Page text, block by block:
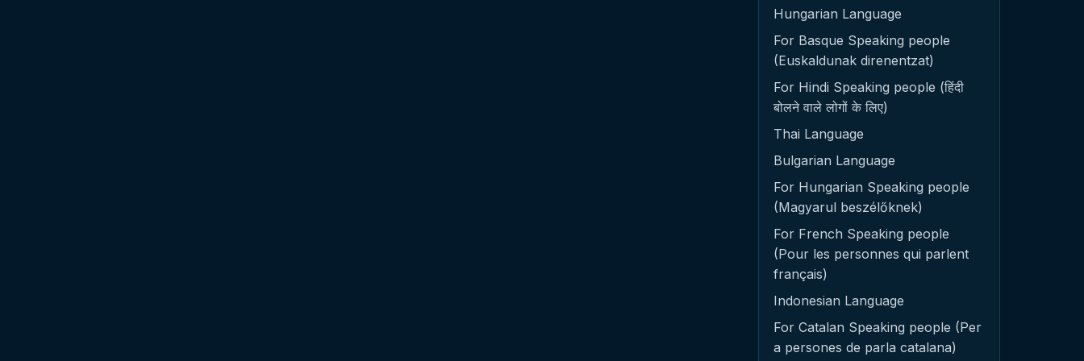
Hungarian Language
For Basque Speaking people
(Euskaldunak direnentzat)
For Hindi Speaking people (हिंदी
बोलने वाले लोगों के लिए)
Thai Language
Bulgarian Language
For Hungarian Speaking people
(Magyarul beszélőknek)
For French Speaking people
(Pour les personnes qui parlent
français)
Indonesian Language
For Catalan Speaking people (Per
a persones de parla catalana)